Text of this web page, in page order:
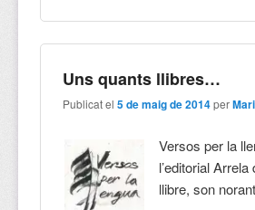
Uns quants llibres…
Publicat el5 de maig de 2014 per
Versos per la
l’editorial
llibre, son